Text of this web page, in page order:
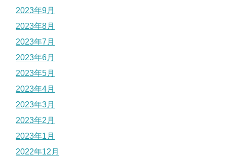
2023年9月
2023年8月
2023年7月
2023年6月
2023年5月
2023年4月
2023年3月
2023年2月
2023年1月
2022年12月